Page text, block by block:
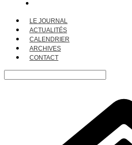
LE JOURNAL
ACTUALITÉS
CALENDRIER
ARCHIVES
CONTACT